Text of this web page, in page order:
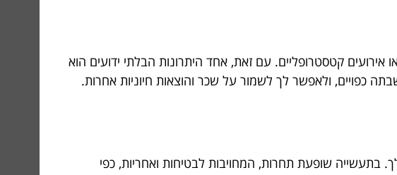
אירועים קטסטרופליים. עם זאת, אחד היתרונות הבלתי ידועים הוא
כפויים, ולאפשר לך לשמור על שכר והוצאות חיוניות אחרות.
שופעת תחרות, המחויבות לבטיחות ואחריות, כפי